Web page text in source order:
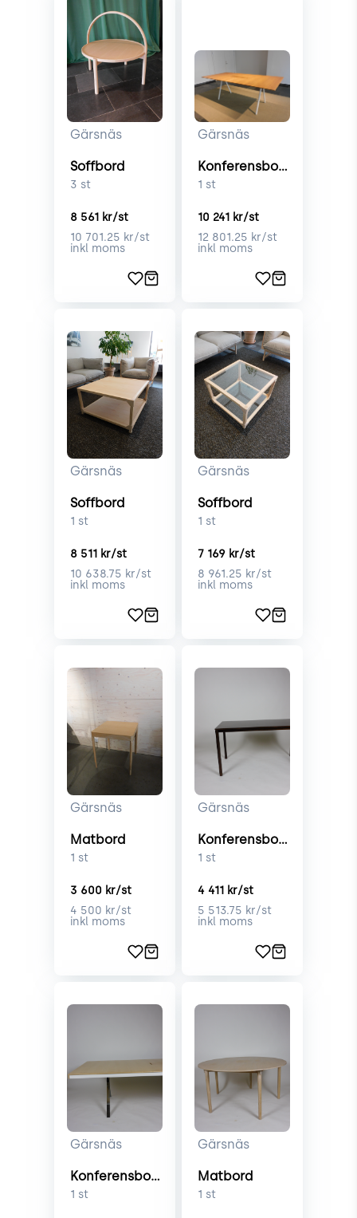
Gärsnäs
Soffbord
3 st
8 561 kr/st
10 701.25 kr/st
inkl moms
Gärsnäs
Konferensbord
1 st
10 241 kr/st
12 801.25 kr/st
inkl moms
Gärsnäs
Soffbord
1 st
8 511 kr/st
10 638.75 kr/st
inkl moms
Gärsnäs
Soffbord
1 st
7 169 kr/st
8 961.25 kr/st
inkl moms
Gärsnäs
Matbord
1 st
3 600 kr/st
4 500 kr/st
inkl moms
Gärsnäs
Konferensbord
1 st
4 411 kr/st
5 513.75 kr/st
inkl moms
Gärsnäs
Konferensbord
1 st
Gärsnäs
Matbord
1 st